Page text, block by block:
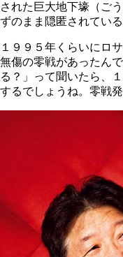
された巨大地下壕（ご
ずのまま隠匿されている
１９９５年くらいにロ
無傷の零戦があったん
る？」って聞いたら、
するでしょうね。零戦